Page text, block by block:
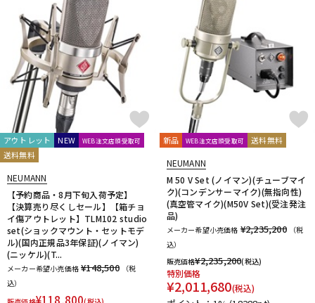
ドラム パーカッション
キーボード 電子ピアノ
管楽器
DJ機器 DTM
DTM オンライン納品 レコーディング機器
アウトレット NEW WEB注文店頭受取可
送料無料
NEUMANN
【予約商品・8月下旬入荷予定】
【決算売り尽くしセール】【箱チョ
イ傷アウトレット】TLM102 studio
set(ショックマウント・セットモデ
ル)(国内正規品3年保証)(ノイマン)
(ニッケル)(T...
メーカー希望小売価格 ¥148,500
（税
込）
¥118,800
新品 WEB注文店頭受取可 送料無料
NEUMANN
M 50 V Set (ノイマン)(チューブマイ
ク)(コンデンサーマイク)(無指向性)
(真空管マイク)(M50V Set)(受注発注
品)
メーカー希望小売価格 ¥2,235,200
（税
込）
販売価格¥2,235,200(税込)
特別価格
¥2,011,680(税込)